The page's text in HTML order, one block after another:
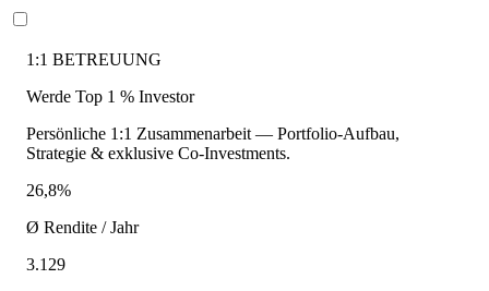
1:1 BETREUUNG
Werde Top 1 % Investor
Persönliche 1:1 Zusammenarbeit — Portfolio-Aufbau,
Strategie & exklusive Co-Investments.
26,8%
Ø Rendite / Jahr
3.129